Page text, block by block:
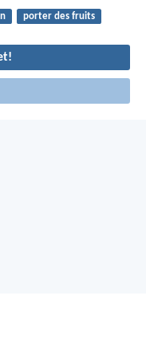
porter des fruits